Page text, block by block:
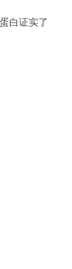
白证实了